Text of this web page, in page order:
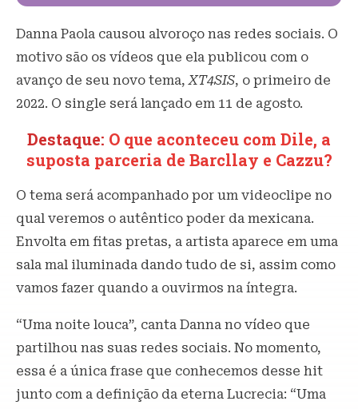
Danna Paola causou alvoroço nas redes sociais. O
motivo são os vídeos que ela publicou com o
avanço de seu novo tema, XT4SIS, o primeiro de
2022. O single será lançado em 11 de agosto.
Destaque: O que aconteceu com Dile, a
suposta parceria de Barcllay e Cazzu?
O tema será acompanhado por um videoclipe no
qual veremos o autêntico poder da mexicana.
Envolta em fitas pretas, a artista aparece em uma
sala mal iluminada dando tudo de si, assim como
vamos fazer quando a ouvirmos na íntegra.
“Uma noite louca”, canta Danna no vídeo que
partilhou nas suas redes sociais. No momento,
essa é a única frase que conhecemos desse hit
junto com a definição da eterna Lucrecia: “Uma